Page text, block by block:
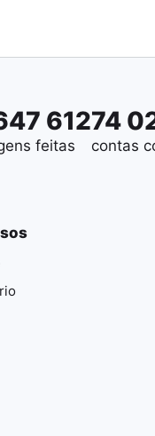
612
feitas
74
contas